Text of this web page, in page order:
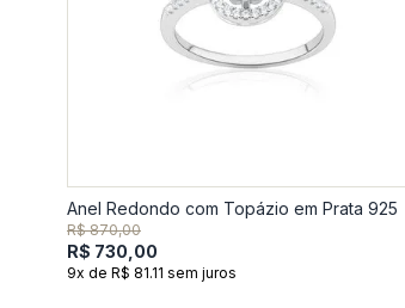
Anel Redondo com Topázio em Prata 925
R$ 870,00
R$ 730,00
9x de R$ 81.11 sem juros